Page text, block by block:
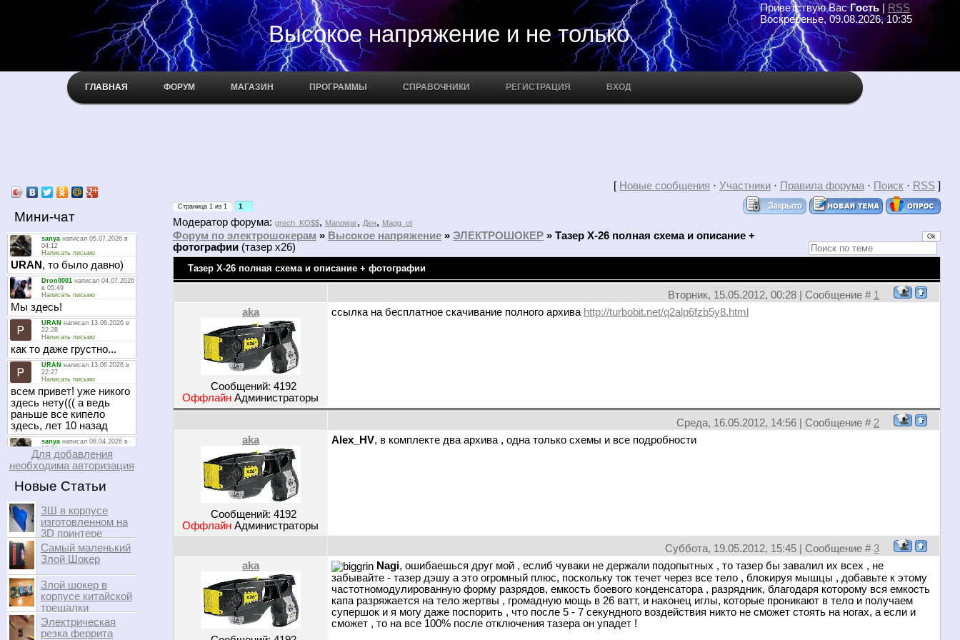
Приветствую Вас Гость|
RSS
Воскресенье, 09.08.2026, 10:35
Высокое напряжение и не только
ГЛАВНАЯ ФОРУМ МАГАЗИН ПРОГРАММЫ СПРАВОЧНИКИ РЕГИСТРАЦИЯ ВХОД
Мини-чат
Для добавления
необходима авторизация
Новые Статьи
ЗШ в корпусе
изготовленном на
3D принтере
Самый маленький
Злой Шокер
Злой шокер в
корпусе китайской
трещалки
Электрическая
резка феррита
[ Новые сообщения · Участники· Правила форума· Поиск· RSS]
Страница 1из 1 1
Модератор форума: grech_KO$$, Manowar, Ден, Magg_ot
Форум по электрошокерам » Высокое напряжение » ЭЛЕКТРОШОКЕР » Тазер Х-26 полная схема и описание +
фотографии (тазер х26)
Тазер Х-26 полная схема и описание + фотографии
Вторник, 15.05.2012, 00:28 | Сообщение # 1
aka
Сообщений: 4192
Оффлайн Администраторы
ссылка на бесплатное скачивание полного архива http://turbobit.net/q2alp6fzb5y8.html
Среда, 16.05.2012, 14:56 | Сообщение # 2
aka
Сообщений: 4192
Оффлайн Администраторы
Alex_HV, в комплекте два архива , одна только схемы и все подробности
Суббота, 19.05.2012, 15:45 | Сообщение # 3
aka
Nagi, ошибаешься друг мой , еслиб чуваки не держали подопытных , то тазер бы завалил их всех , не
забывайте - тазер дэшу а это огромный плюс, поскольку ток течет через все тело , блокируя мышцы , добавьте к этому
частотномодулированную форму разрядов, емкость боевого конденсатора , разрядник, благодаря которому вся емкость
капа разряжается на тело жертвы , громадную мощь в 26 ватт, и наконец иглы, которые проникают в тело и получаем
супершок и я могу даже поспорить , что после 5 - 7 секундного воздействия никто не сможет стоять на ногах, а если и
сможет , то на все 100% после отключения тазера он упадет !